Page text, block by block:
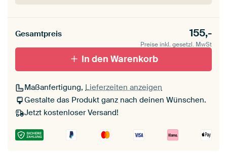
Gesamtpreis 155,-
Preise inkl. gesetzl. MwSt
In den Warenkorb
Maßanfertigung, Lieferzeiten anzeigen
Gestalte das Produkt ganz nach deinen Wünschen.
Jetzt kostenloser Versand!